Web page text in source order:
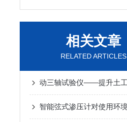
相关文章
RELATED ARTICLES